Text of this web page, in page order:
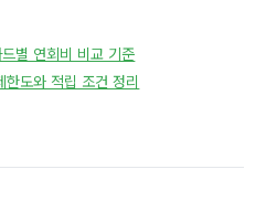
별 연회비 비교 기준
도와 적립 조건 정리